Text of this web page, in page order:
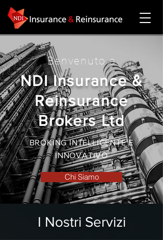
Benvenuto a
NDI Insurance &
Reinsurance
Brokers Ltd
BROKING INTELLIGENTE E
INNOVATIVO
Chi Siamo
I Nostri Servizi